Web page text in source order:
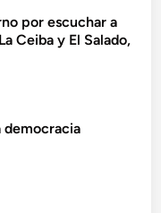
por escuchar a
Ceiba y El Salado,
democracia